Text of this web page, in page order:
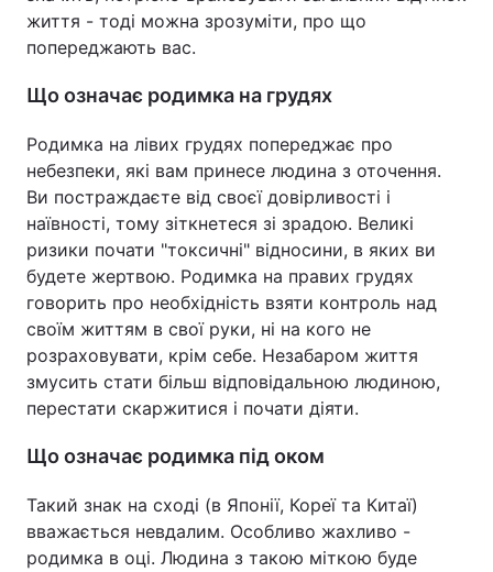
життя - тоді можна зрозуміти, про що
попереджають вас.
Що означає родимка на грудях
Родимка на лівих грудях попереджає про
небезпеки, які вам принесе людина з оточення.
Ви постраждаєте від своєї довірливості і
наївності, тому зіткнетеся зі зрадою. Великі
ризики почати "токсичні" відносини, в яких ви
будете жертвою. Родимка на правих грудях
говорить про необхідність взяти контроль над
своїм життям в свої руки, ні на кого не
розраховувати, крім себе. Незабаром життя
змусить стати більш відповідальною людиною,
перестати скаржитися і почати діяти.
Що означає родимка під оком
Такий знак на сході (в Японії, Кореї та Китаї)
вважається невдалим. Особливо жахливо -
родимка в оці. Людина з такою міткою буде